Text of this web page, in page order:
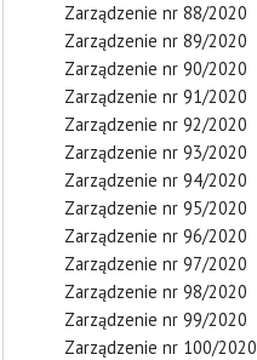
Zarządzenie nr 88/2020
Zarządzenie nr 89/2020
Zarządzenie nr 90/2020
Zarządzenie nr 91/2020
Zarządzenie nr 92/2020
Zarządzenie nr 93/2020
Zarządzenie nr 94/2020
Zarządzenie nr 95/2020
Zarządzenie nr 96/2020
Zarządzenie nr 97/2020
Zarządzenie nr 98/2020
Zarządzenie nr 99/2020
Zarządzenie nr 100/2020